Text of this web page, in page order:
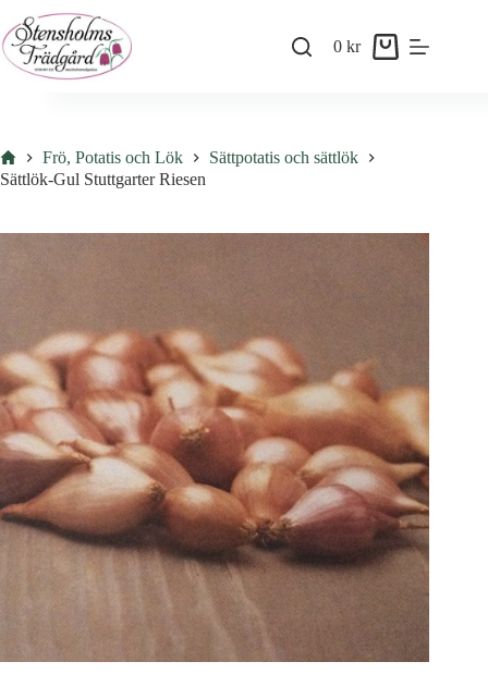
to
content
Shopping
0kr
HemFrö, Potatis och Lök
Sättpotatis och sättlök
Sättlök-Gul Stuttgarter Riesen